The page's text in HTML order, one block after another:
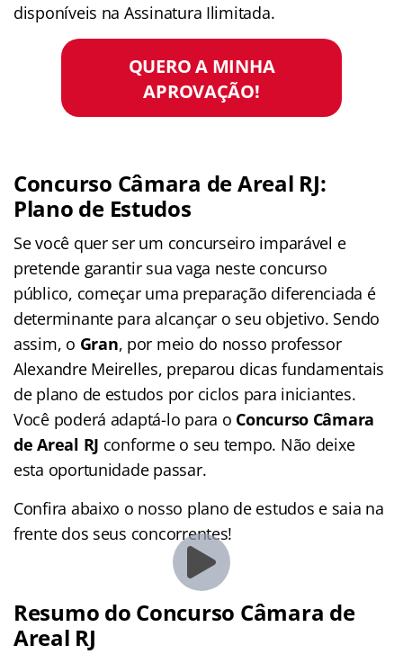
disponíveis na Assinatura Ilimitada.
QUERO A MINHA
APROVAÇÃO!
Concurso Câmara de Areal RJ:
Plano de Estudos
Se você quer ser um concurseiro imparável e
pretende garantir sua vaga neste concurso
público, começar uma preparação diferenciada é
determinante para alcançar o seu objetivo. Sendo
assim, o Gran, por meio do nosso professor
Alexandre Meirelles, preparou dicas fundamentais
de plano de estudos por ciclos para iniciantes.
Você poderá adaptá-lo para o Concurso Câmara
de Areal RJ conforme o seu tempo. Não deixe
esta oportunidade passar.
Confira abaixo o nosso plano de estudos e saia na
frente dos seus concorrentes!
Resumo do Concurso Câmara de
Areal RJ